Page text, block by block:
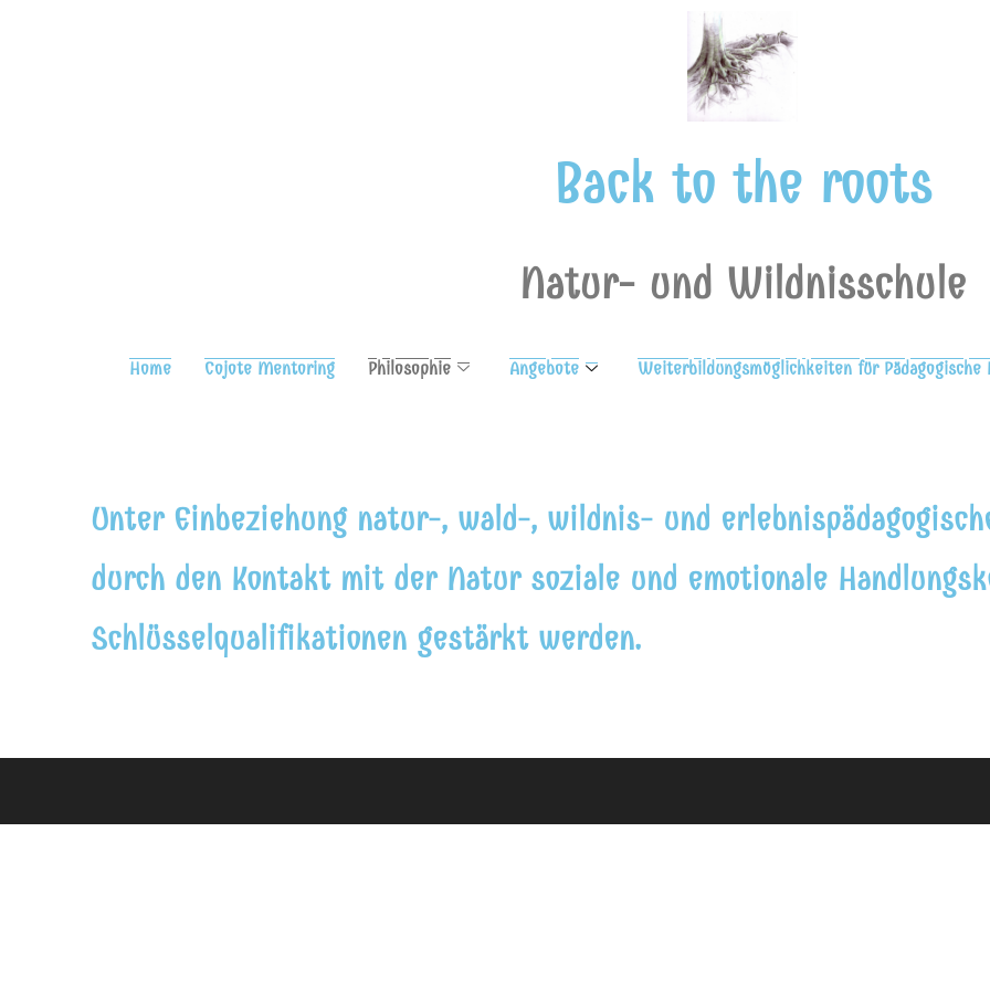
Back to the roots
Natur- und Wildnisschule
Home Cojote Mentoring Philosophie Angebote Weiterbildungsmöglichkeiten für
Unter Einbeziehung natur-, wald-, wildnis- und
durch den Kontakt mit der Natur soziale und emotionale
Schlüsselqualifikationen gestärkt werden.